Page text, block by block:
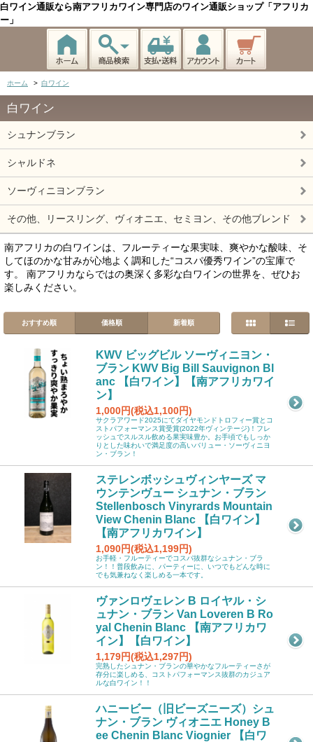
白ワイン通販なら南アフリカワイン専門店のワイン通販ショップ「アフリカ
ー」
ホーム > 白ワイン
白ワイン
シュナンブラン
シャルドネ
ソーヴィニヨンブラン
その他、リースリング、ヴィオニエ、セミヨン、その他ブレンド
南アフリカの白ワインは、フルーティーな果実味、爽やかな酸味、そ
してほのかな甘みが心地よく調和した“コスパ優秀ワイン”の宝庫で
す。 南アフリカならではの奥深く多彩な白ワインの世界を、ぜひお
楽しみください。
おすすめ順 価格順 新着順
KWV ビッグビル ソーヴィニヨン・
ブラン KWV Big Bill Sauvignon Bl
anc 【白ワイン】【南アフリカワイ
ン】
1,000円(税込1,100円)
サクラアワード2025にてダイヤモンドトロフィー賞とコ
ストパフォーマンス賞受賞(2022年ヴィンテージ)！フレ
ッシュでスルスル飲める果実味豊か。お手頃でもしっか
りとした味わいで満足度の高いバリュー・ソーヴィニヨ
ン・ブラン！
ステレンボッシュヴィンヤーズ マ
ウンテンヴュー シュナン・ブラン
Stellenbosch Vinyrards Mountain
View Chenin Blanc 【白ワイン】
【南アフリカワイン】
1,090円(税込1,199円)
お手軽・フルーティーでコスパ抜群なシュナン・ブラ
ン！！普段飲みに、パーティーに、いつでもどんな時に
でも気兼ねなく楽しめる一本です。
ヴァンロヴェレン B ロイヤル・シ
ュナン・ブラン Van Loveren B Ro
yal Chenin Blanc 【南アフリカワ
イン】【白ワイン】
1,179円(税込1,297円)
完熟したシュナン・ブランの華やかなフルーティーさが
存分に楽しめる、コストパフォーマンス抜群のカジュア
ルな白ワイン！！
ハニービー（旧ビーズニーズ）シュ
ナン・ブラン ヴィオニエ Honey B
ee Chenin Blanc Viognier 【白ワ